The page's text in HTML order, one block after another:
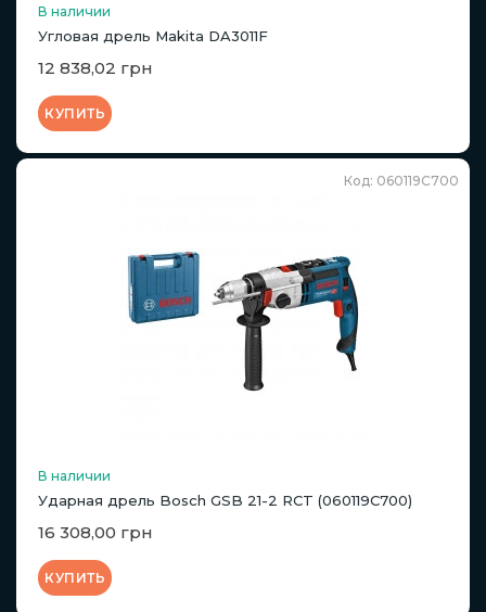
В наличии
Угловая дрель Makita DA3011F
12 838,02 грн
КУПИТЬ
Код: 060119C700
В наличии
Ударная дрель Bosch GSB 21-2 RCT (060119C700)
16 308,00 грн
КУПИТЬ